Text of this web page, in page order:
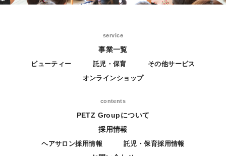
service
事業一覧
ビューティー 託児・保育
その他サービス
オンラインショップ
contents
PETZ Groupについて
採用情報
ヘアサロン採用情報 託児・保育採用情報